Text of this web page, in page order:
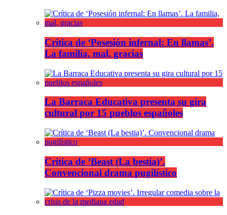
Crítica de ‘Posesión infernal: En llamas’.
La familia, mal, gracias
La Barraca Educativa presenta su gira
cultural por 15 pueblos españoles
Crítica de ‘Beast (La bestia)’.
Convencional drama pugilístico